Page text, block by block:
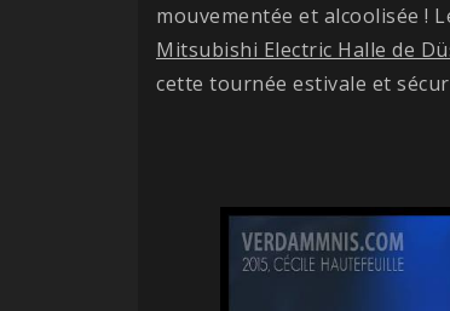
mouvementée et alcoolisée !
Mitsubishi Electric Halle de
cette tournée estivale et